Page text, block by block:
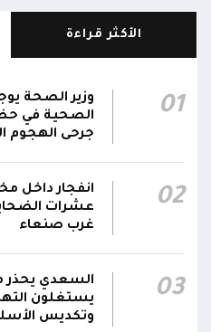
مليشيا الحوثي
15:35
قصف حوثي عشوائي
مناطق مآهولة
محافظة الضالع
12:22
والجيش يقصف
الأكثر قراءة
01
وزير الصحة
الصحية في
جرحى الهجوم
02
انفجار داخل
عشرات
غرب صنعاء
03
السعدي يحذر
يستغلون
وتكديس